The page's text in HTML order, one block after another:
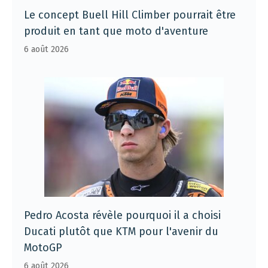
Le concept Buell Hill Climber pourrait être
produit en tant que moto d'aventure
6 août 2026
Pedro Acosta révèle pourquoi il a choisi
Ducati plutôt que KTM pour l'avenir du
MotoGP
6 août 2026